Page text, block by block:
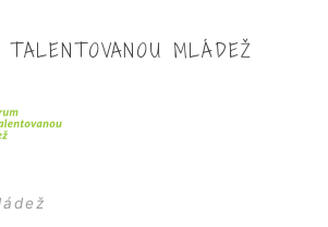
TALENTOVANOU MLÁDEŽ